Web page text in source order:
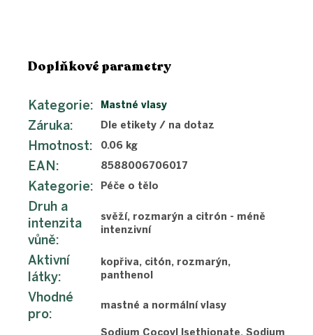
Doplňkové parametry
Kategorie: Mastné vlasy
Záruka: Dle etikety / na dotaz
Hmotnost: 0.06 kg
EAN: 8588006706017
Kategorie: Péče o tělo
Druh a
intenzita
vůně:
svěží, rozmarýn a citrón - méně
intenzivní
Aktivní
látky:
kopřiva, citón, rozmarýn,
panthenol
Vhodné
pro:
mastné a normální vlasy